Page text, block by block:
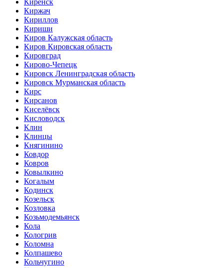
Киренск
Киржач
Кириллов
Кириши
Киров Калужская область
Киров Кировская область
Кировград
Кирово-Чепецк
Кировск Ленинградская область
Кировск Мурманская область
Кирс
Кирсанов
Киселёвск
Кисловодск
Клин
Клинцы
Княгинино
Ковдор
Ковров
Ковылкино
Когалым
Кодинск
Козельск
Козловка
Козьмодемьянск
Кола
Кологрив
Коломна
Колпашево
Кольчугино